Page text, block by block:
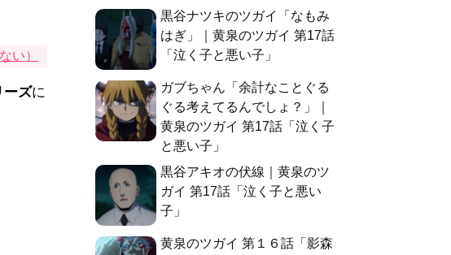
い）
ーズに
黒谷ナツキのツガイ「なもみ
はぎ」｜黄泉のツガイ 第17話
「泣く子と悪い子」
ガブちゃん「余計なことぐる
ぐる考えてるんでしょ？」｜
黄泉のツガイ 第17話「泣く子
と悪い子」
黒谷アキオの伏線｜黄泉のツ
ガイ 第17話「泣く子と悪い
子」
黄泉のツガイ 第１６話「影森